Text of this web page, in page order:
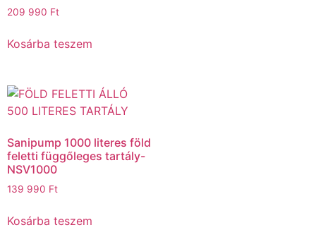
209 990 Ft
Kosárba teszem
Sanipump 1000 literes föld
feletti függőleges tartály-
NSV1000
139 990 Ft
Kosárba teszem